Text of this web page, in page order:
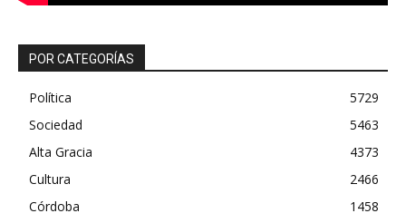
POR CATEGORÍAS
Política
5729
Sociedad
5463
Alta Gracia
4373
Cultura
2466
Córdoba
1458